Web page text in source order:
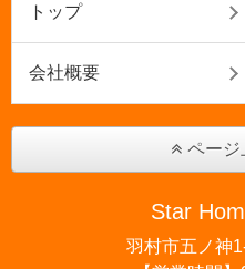
トップ
会社概要
ページ
Star
羽村市五ノ神